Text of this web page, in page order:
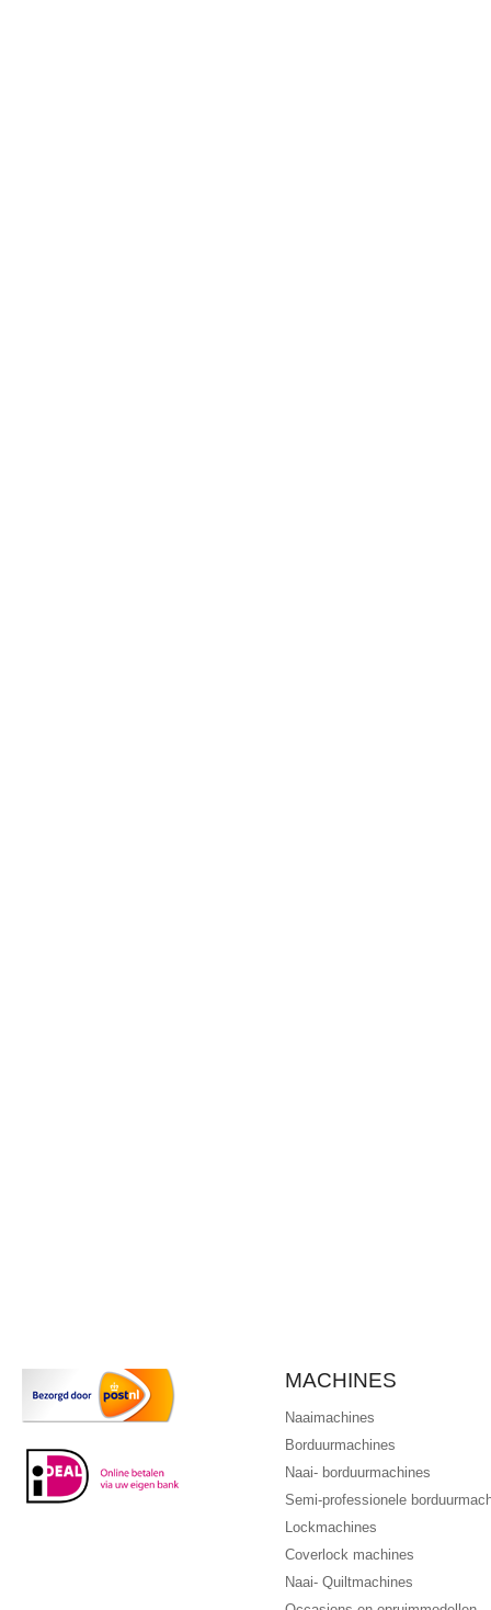
MACHINES
Naaimachines
Borduurmachines
Naai- borduurmachines
Semi-professionele
Lockmachines
Coverlock machines
Naai- Quiltmachines